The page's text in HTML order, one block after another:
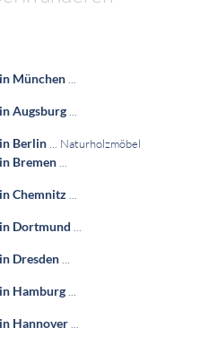
in München
in Augsburg
in Berlin
... Naturholzmöbel
in Bremen
in Chemnitz
in Dortmund
in Dresden
in Hamburg
in Hannover